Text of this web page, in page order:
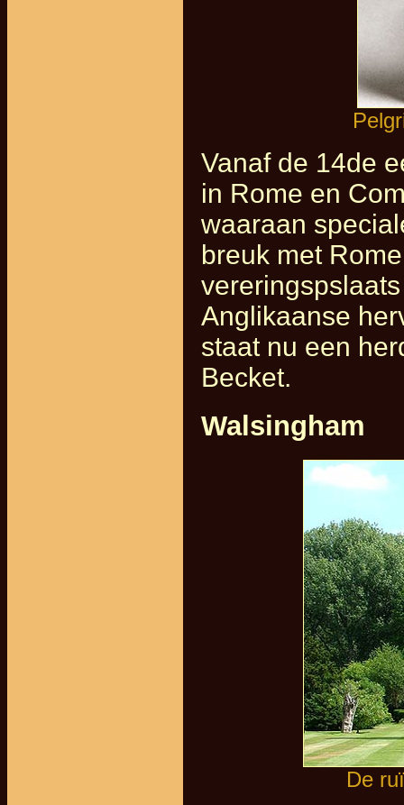
Vanaf de 14de
in Rome en
waaraan
breuk met
Anglikaanse
staat nu een
Becket.
Walsingham
De